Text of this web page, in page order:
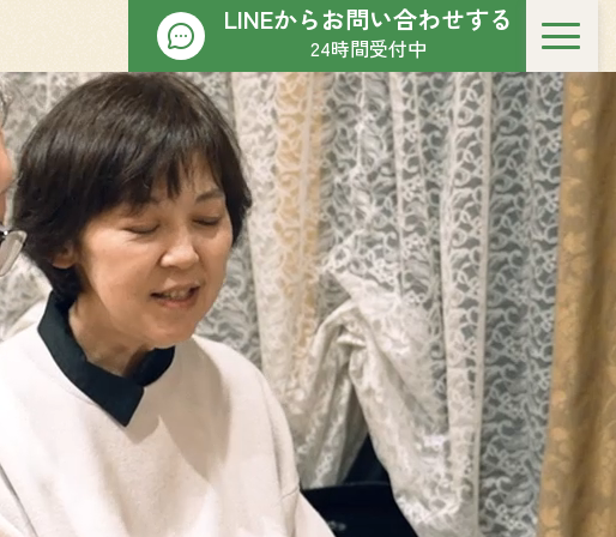
LINEからお問い合わせする
24時間受付中